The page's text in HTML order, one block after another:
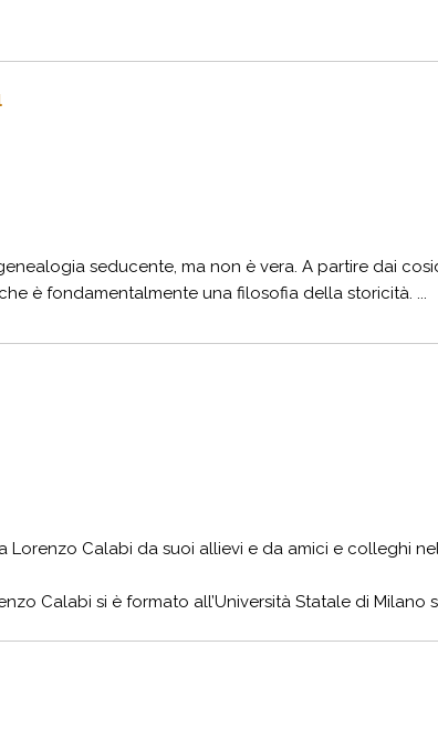
seducente, ma non è vera. A partire dai
è fondamentalmente una filosofia della storicità. ...
Calabi da suoi allievi e da amici e colleghi
Calabi si è formato all’Università Statale di Milano